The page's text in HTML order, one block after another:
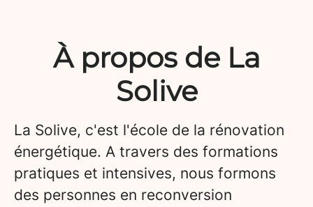
À propos de La
Solive
La Solive, c'est l'école de la rénovation
énergétique. A travers des formations
pratiques et intensives, nous formons
des personnes en reconversion